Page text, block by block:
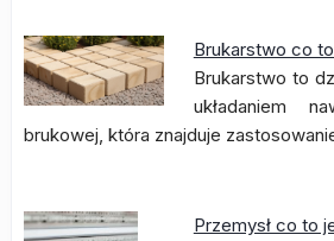
Brukarstwo co
Brukarstwo to
układaniem
brukowej, która znajduje
Przemysł co to